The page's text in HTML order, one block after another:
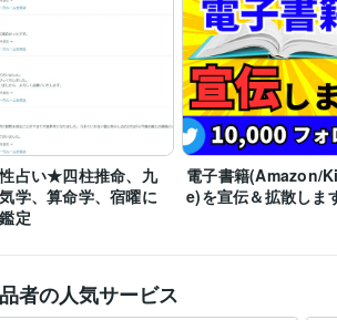
Xマーケティング(旧Twitter):12年
得意分野 集客・マーケティング相談
ツイッター ツイッター 拡
SNS 拡散 宣伝
ビジネス代行・事務代行 ネット
インターネット インターネット販
輸入品 仕入れ
転売
語学力 中国語 ビジネスレベル
占い★四柱推命、九
学、算命学、宿曜に
定
電子書籍(Amazon/
e)を宣伝＆拡散しま
者の人気サービス